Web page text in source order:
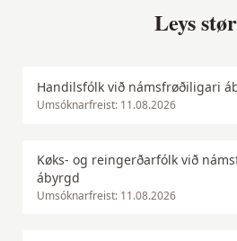
Leys
Handilsfólk við námsfrøðiligari
Umsóknarfreist: 11.08.2026
Køks- og reingerðarfólk við
ábyrgd
Umsóknarfreist: 11.08.2026